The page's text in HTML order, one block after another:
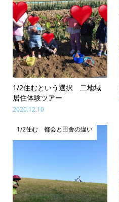
1/2住むという選択 二地域
居住体験ツアー
2020.12.10
1/2住む 都会と田舎の違い